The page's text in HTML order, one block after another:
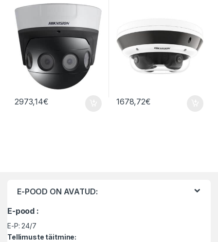
2973,14€ 1678,72€
E-POOD ON AVATUD:
E-pood :
E-P: 24/7
Tellimuste täitmine: